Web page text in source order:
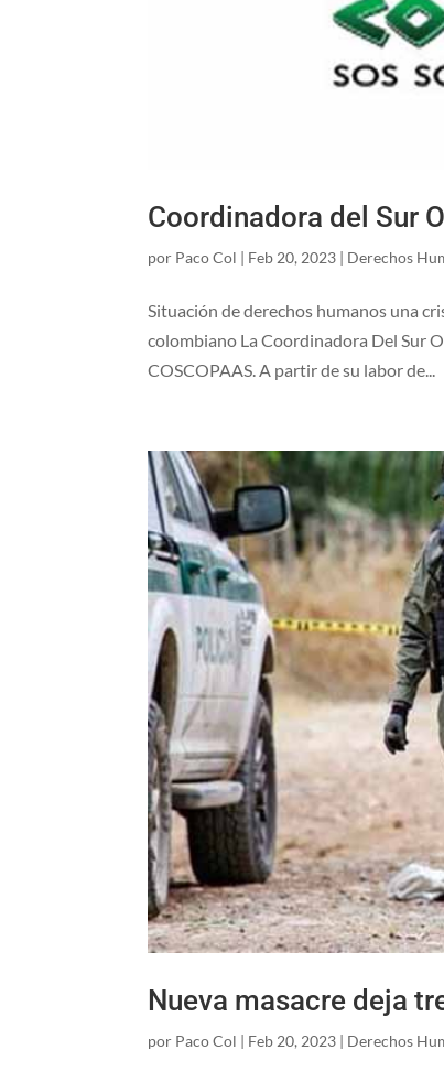
Coordinadora del Sur
por Paco Col | Feb 20, 2023 | Derechos
Situación de derechos humanos una
colombiano La Coordinadora Del Sur
COSCOPAAS. A partir de su labor de...
Nueva masacre deja
por Paco Col | Feb 20, 2023 | Derechos